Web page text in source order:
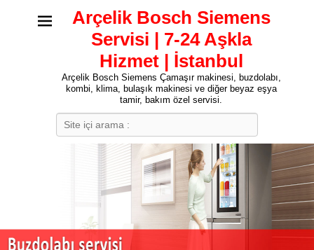
Arçelik Bosch Siemens
Servisi | 7-24 Aşkla
Hizmet | İstanbul
Arçelik Bosch Siemens Çamaşır makinesi, buzdolabı,
kombi, klima, bulaşık makinesi ve diğer beyaz eşya
tamir, bakım özel servisi.